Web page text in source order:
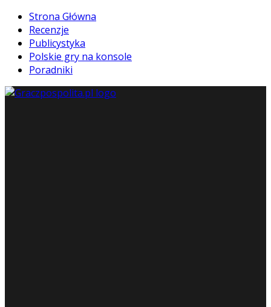
Strona Główna
Recenzje
Publicystyka
Polskie gry na konsole
Poradniki